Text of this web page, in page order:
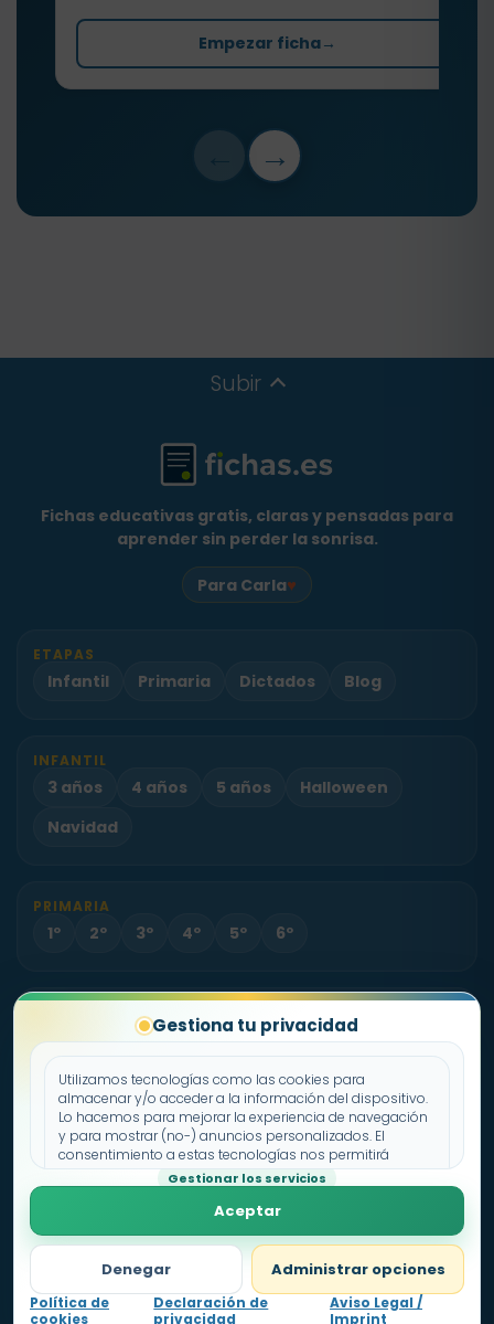
Gestiona tu privacidad
Utilizamos tecnologías como las cookies para
almacenar y/o acceder a la información del dispositivo.
Lo hacemos para mejorar la experiencia de navegación
y para mostrar (no-) anuncios personalizados. El
consentimiento a estas tecnologías nos permitirá
procesar datos como el comportamiento de
navegación o los ID's únicos en este sitio. No consentir o
retirar el consentimiento, puede afectar negativamente a
Gestionar los servicios
Aceptar
Denegar Administrar opciones
Política de
cookies
Declaración de
privacidad
Aviso Legal /
Imprint
Empezar ficha→
→
Subir
Fichas educativas gratis, claras y pensadas para
aprender sin perder la sonrisa.
Para Carla♥
ETAPAS
Infantil Primaria Dictados Blog
INFANTIL
3 años 4 años 5 años
Halloween
Navidad
PRIMARIA
1º 2º 3º 4º 5º 6º
Sobre Fichas.es Contacto
Política de cookies
Declaración de privacidad
Aviso legal